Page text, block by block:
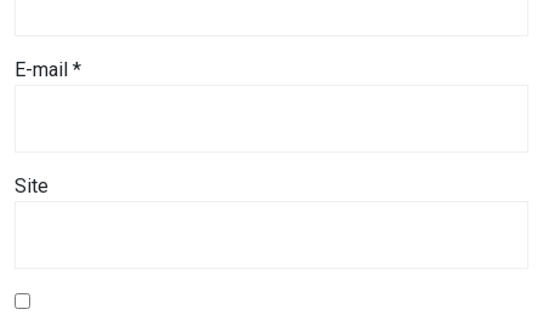
MUNDO
DE
E-mail *
Site